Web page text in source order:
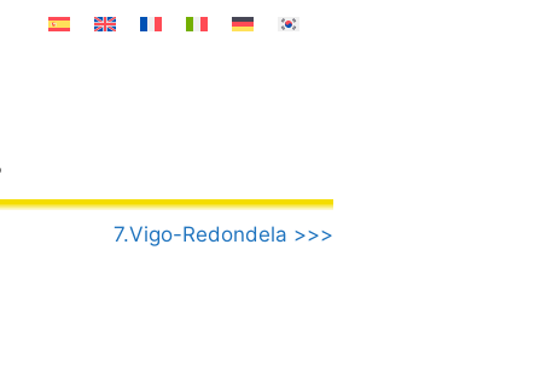
7.Vigo-Redondela >>>